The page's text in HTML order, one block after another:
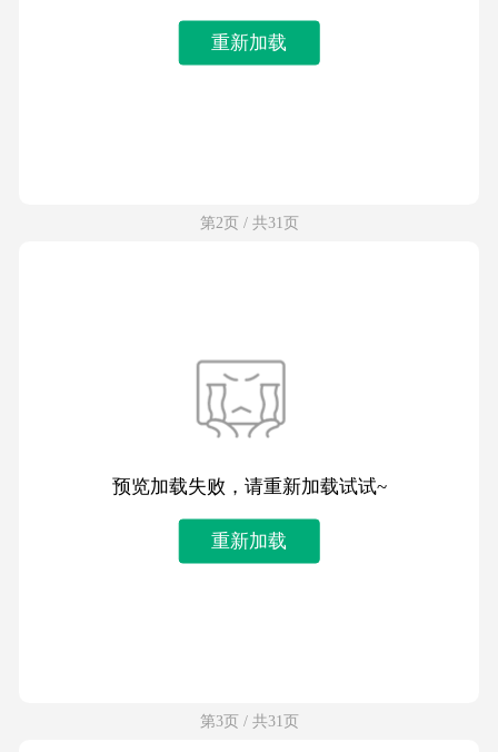
重新加载
第2页 / 共31页
预览加载失败，请重新加载试试~
重新加载
第3页 / 共31页